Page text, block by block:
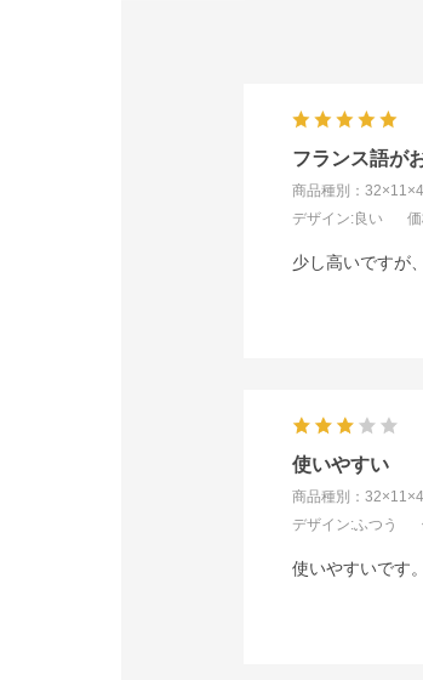
フランス語が
商品種別：
デザイン:良い
少し高いですが
使いやすい
商品種別：
デザイン:ふつう
使いやすいです。